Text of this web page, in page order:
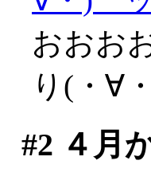
おおお
り(・∀
#2 ４月